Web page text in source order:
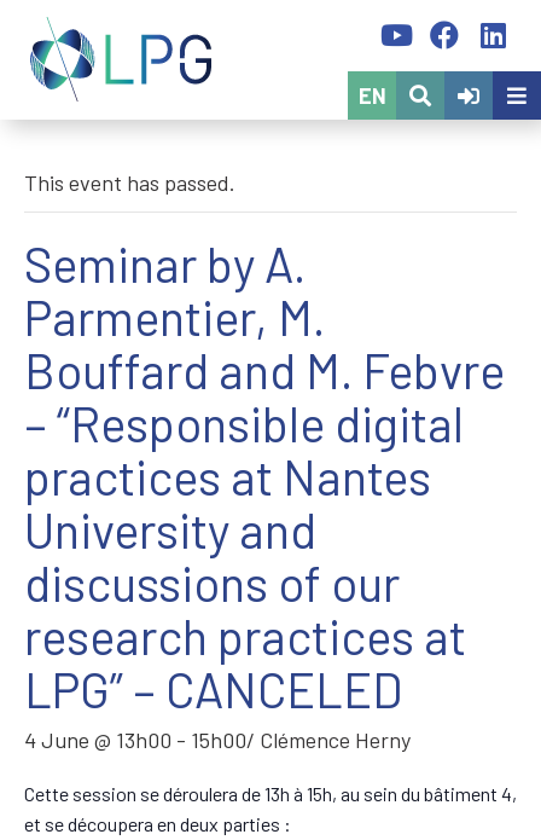
EN
This event has passed.
Seminar by A.
Parmentier, M.
Bouffard and M. Febvre
– “Responsible digital
practices at Nantes
University and
discussions of our
research practices at
LPG” – CANCELED
4 June @ 13h00 - 15h00/ Clémence Herny
Cette session se déroulera de 13h à 15h, au sein du bâtiment 4,
et se découpera en deux parties :